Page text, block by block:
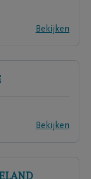
Bekijken
Bekijken